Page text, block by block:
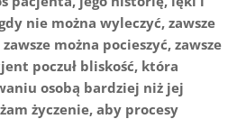
nie można wyleczyć, zawsze
można pocieszyć, zawsze
poczuł bliskość, która
osobą bardziej niż jej
życzenie, aby procesy